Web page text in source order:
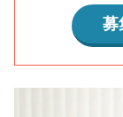
募